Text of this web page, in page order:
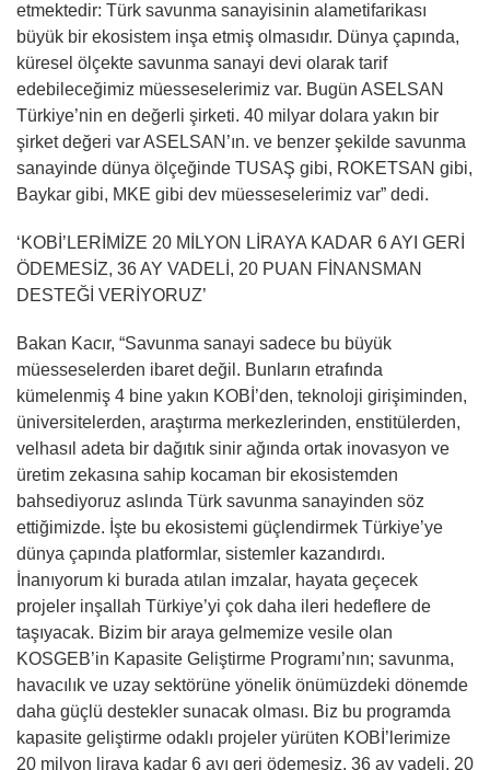
etmektedir: Türk savunma sanayisinin alametifarikası
büyük bir ekosistem inşa etmiş olmasıdır. Dünya çapında,
küresel ölçekte savunma sanayi devi olarak tarif
edebileceğimiz müesseselerimiz var. Bugün ASELSAN
Türkiye’nin en değerli şirketi. 40 milyar dolara yakın bir
şirket değeri var ASELSAN’ın. ve benzer şekilde savunma
sanayinde dünya ölçeğinde TUSAŞ gibi, ROKETSAN gibi,
Baykar gibi, MKE gibi dev müesseselerimiz var” dedi.
‘KOBİ’LERİMİZE 20 MİLYON LİRAYA KADAR 6 AYI GERİ
ÖDEMESİZ, 36 AY VADELİ, 20 PUAN FİNANSMAN
DESTEĞİ VERİYORUZ’
Bakan Kacır, “Savunma sanayi sadece bu büyük
müesseselerden ibaret değil. Bunların etrafında
kümelenmiş 4 bine yakın KOBİ’den, teknoloji girişiminden,
üniversitelerden, araştırma merkezlerinden, enstitülerden,
velhasıl adeta bir dağıtık sinir ağında ortak inovasyon ve
üretim zekasına sahip kocaman bir ekosistemden
bahsediyoruz aslında Türk savunma sanayinden söz
ettiğimizde. İşte bu ekosistemi güçlendirmek Türkiye’ye
dünya çapında platformlar, sistemler kazandırdı.
İnanıyorum ki burada atılan imzalar, hayata geçecek
projeler inşallah Türkiye’yi çok daha ileri hedeflere de
taşıyacak. Bizim bir araya gelmemize vesile olan
KOSGEB’in Kapasite Geliştirme Programı’nın; savunma,
havacılık ve uzay sektörüne yönelik önümüzdeki dönemde
daha güçlü destekler sunacak olması. Biz bu programda
kapasite geliştirme odaklı projeler yürüten KOBİ’lerimize
20 milyon liraya kadar 6 ayı geri ödemesiz, 36 ay vadeli, 20